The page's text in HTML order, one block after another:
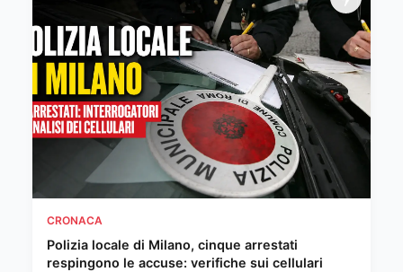
CRONACA
Polizia locale di Milano, cinque arrestati
respingono le accuse: verifiche sui cellulari